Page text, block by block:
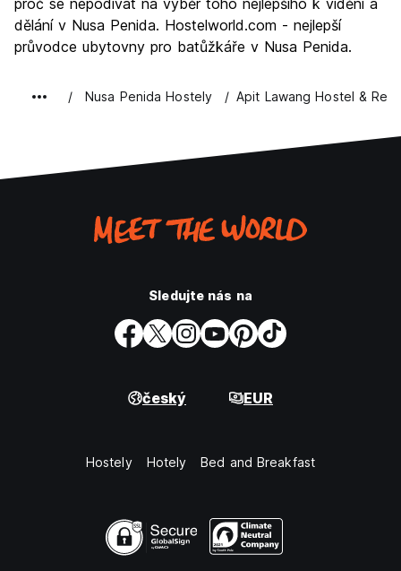
proč se nepodívat na výběr toho nejlepšího k vidění a
dělání v Nusa Penida. Hostelworld.com - nejlepší
průvodce ubytovny pro batůžkáře v Nusa Penida.
Nusa Penida Hostely Apit Lawang Hostel &
Sledujte nás na
český EUR
Hostely Hotely Bed and Breakfast